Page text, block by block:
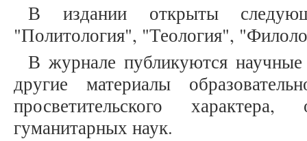
В издании открыты
"Политология", "Теология",
В журнале публикуются
другие материалы
просветительского
гуманитарных наук.